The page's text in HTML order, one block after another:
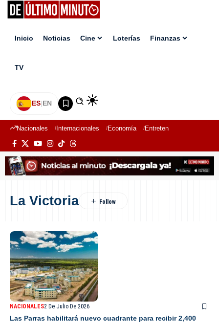
Inicio Noticias Cine Loterías Finanzas
TV
ES|EN
Nacionales Internacionales Economía Entretenimiento
La Victoria
NACIONALES2 De Julio De 2026
Las Parras habilitará nuevo cuadrante para recibir 2,400